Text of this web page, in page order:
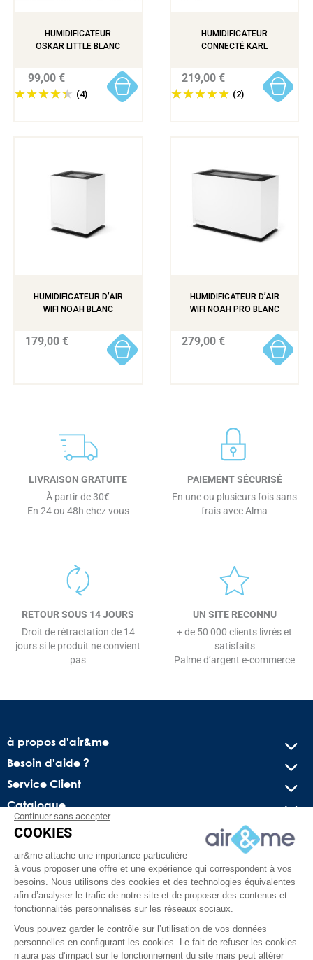
HUMIDIFICATEUR
OSKAR LITTLE BLANC
(4)
99,00 €
HUMIDIFICATEUR
CONNECTÉ KARL
(2)
219,00 €
HUMIDIFICATEUR D’AIR
WIFI NOAH BLANC
179,00 €
HUMIDIFICATEUR D’AIR
WIFI NOAH PRO BLANC
279,00 €
LIVRAISON GRATUITE
À partir de 30€
En 24 ou 48h chez vous
PAIEMENT SÉCURISÉ
En une ou plusieurs fois sans
frais avec Alma
RETOUR SOUS 14 JOURS
Droit de rétractation de 14
jours si le produit ne convient
pas
UN SITE RECONNU
+ de 50 000 clients livrés et
satisfaits
Palme d’argent e-commerce
à propos d'air&me
Besoin d'aide ?
Service Client
Catalogue
Recevez nos offres spéciales !
Conseils pratiques, bons plans exclusifs et actus sur l’air
intérieur. Pas de spam, juré !
Continuer sans accepter
COOKIES
air&me attache une importance particulière
à vous proposer une offre et une expérience qui correspondent à vos
besoins. Nous utilisons des cookies et des technologies équivalentes
afin d’analyser le trafic de notre site et de proposer des contenus et
fonctionnalités personnalisés sur les réseaux sociaux.
Vous pouvez garder le contrôle sur l’utilisation de vos données
personnelles en configurant les cookies. Le fait de refuser les cookies
n’aura pas d’impact sur le fonctionnement du site mais peut altérer